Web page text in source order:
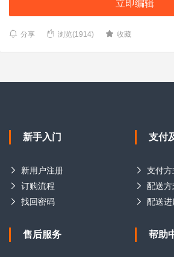
立即编辑
分享 浏览(1914) 收藏
新手入门
新用户注册
订购流程
找回密码
支付
支付方
配送方
配送进
售后服务 帮助